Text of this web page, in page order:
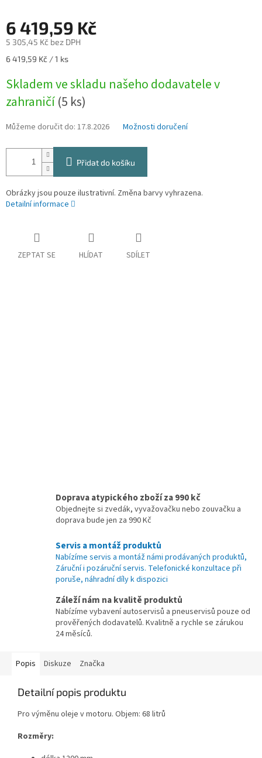
6 419,59 Kč
5 305,45 Kč bez DPH
Měrná
6 419,59 Kč / 1 ks
Skladem ve skladu našeho dodavatele v
zahraničí(5 ks)
Můžeme doručit do: 17.8.2026 Možnosti doručení
Přidat do košíku
Obrázky jsou pouze ilustrativní. Změna barvy vyhrazena.
Detailní informace
ZEPTAT SE HLÍDAT SDÍLET
Doprava atypického zboží za 990 kč
Objednejte si zvedák, vyvažovačku nebo zouvačku a
doprava bude jen za 990 Kč
Servis a montáž produktů
Nabízíme servis a montáž námi prodávaných produktů,
Záruční i pozáruční servis. Telefonické konzultace při
poruše, náhradní díly k dispozici
Záleží nám na kvalitě produktů
Nabízíme vybavení autoservisů a pneuservisů pouze od
prověřených dodavatelů. Kvalitně a rychle se zárukou
24 měsíců.
Popis Diskuze Značka
Detailní popis produktu
Pro výměnu oleje v motoru. Objem: 68 litrů
Rozměry: